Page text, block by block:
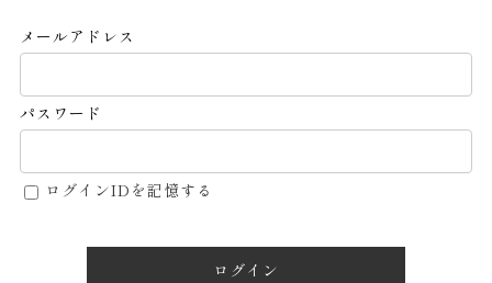
メールアドレス
パスワード
ログインIDを記憶する
ログイン